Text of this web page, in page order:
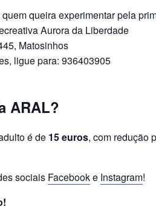
n
g
er
a
m
queira experimentar pela
Aurora da Liberdade
Matosinhos
ligue para: 936403905
ARAL?
é de 15 euros, com redução
sociais Facebooke Instagram!